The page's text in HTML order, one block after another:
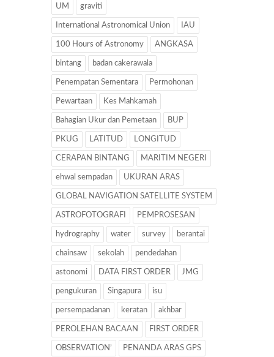
UM graviti
International Astronomical Union IAU
100 Hours of Astronomy ANGKASA
bintang badan cakerawala
Penempatan Sementara Permohonan
Pewartaan Kes Mahkamah
Bahagian Ukur dan Pemetaan BUP
PKUG LATITUD LONGITUD
CERAPAN BINTANG MARITIM NEGERI
ehwal sempadan UKURAN ARAS
GLOBAL NAVIGATION SATELLITE SYSTEM
ASTROFOTOGRAFI PEMPROSESAN
hydrography water survey berantai
chainsaw sekolah pendedahan
astonomi DATA FIRST ORDER JMG
pengukuran Singapura isu
persempadanan keratan akhbar
PEROLEHAN BACAAN FIRST ORDER
OBSERVATION’ PENANDA ARAS GPS